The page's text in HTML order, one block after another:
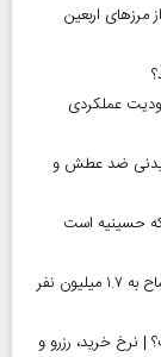
نفر با محدودیت عملکردی
ضد عطش و
که حسینیه است
آغاز رسمی برنامه‌های اربعین ۱۴۰۵ در مرز‌ها | ثبت‌نام سماح به ۱.۷ میلیون نفر
در سال ۱۴۰۵ چقدر است؟ | نرخ خرید، رزرو و